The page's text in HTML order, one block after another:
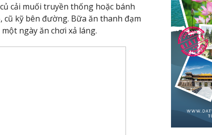
cải muối truyền thống hoặc bánh
cũ kỹ bên đường. Bữa ăn thanh đạm
ngày ăn chơi xả láng.